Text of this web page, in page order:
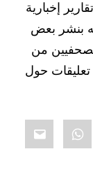
إخبارية
بنشر بعض
من
حول